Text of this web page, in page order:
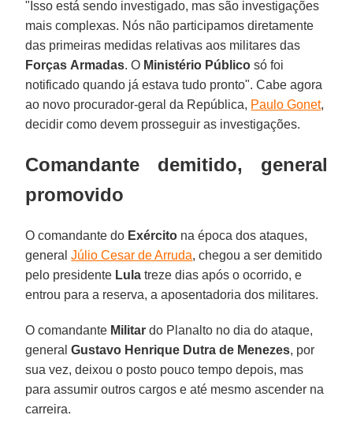
"Isso está sendo investigado, mas são investigações
mais complexas. Nós não participamos diretamente
das primeiras medidas relativas aos militares das
Forças Armadas. O Ministério Público só foi
notificado quando já estava tudo pronto". Cabe agora
ao novo procurador-geral da República, Paulo Gonet,
decidir como devem prosseguir as investigações.
Comandante demitido, general
promovido
O comandante do Exército na época dos ataques,
generalJúlio Cesar de Arruda, chegou a ser demitido
pelo presidente Lula treze dias após o ocorrido, e
entrou para a reserva, a aposentadoria dos militares.
O comandante Militar do Planalto no dia do ataque,
generalGustavo Henrique Dutra de Menezes, por
sua vez, deixou o posto pouco tempo depois, mas
para assumir outros cargos e até mesmo ascender na
carreira.